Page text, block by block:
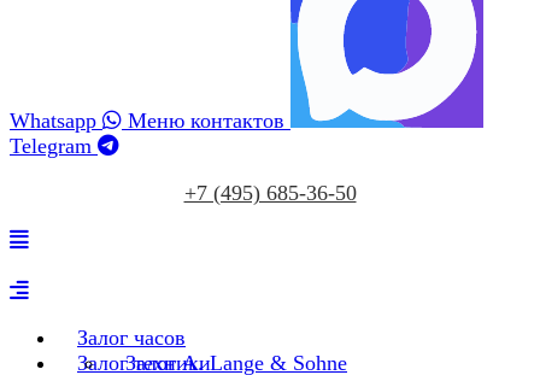
Whatsapp
Меню контактов
Telegram
+7 (495) 685‑36‑50
Залог часов
Залог A. Lange & Sohne
Залог техники